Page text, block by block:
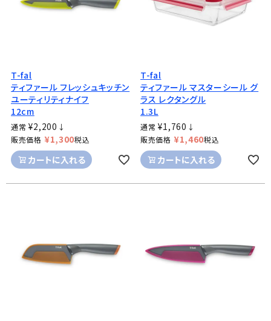
T-fal
ティファール フレッシュキッチン
ユーティリティナイフ
12cm
通常 ¥2,200 ↓
販売価格 ¥1,300税込
カートに入れる
T-fal
ティファール マスターシール グ
ラス レクタングル
1.3L
通常 ¥1,760 ↓
販売価格 ¥1,460税込
カートに入れる